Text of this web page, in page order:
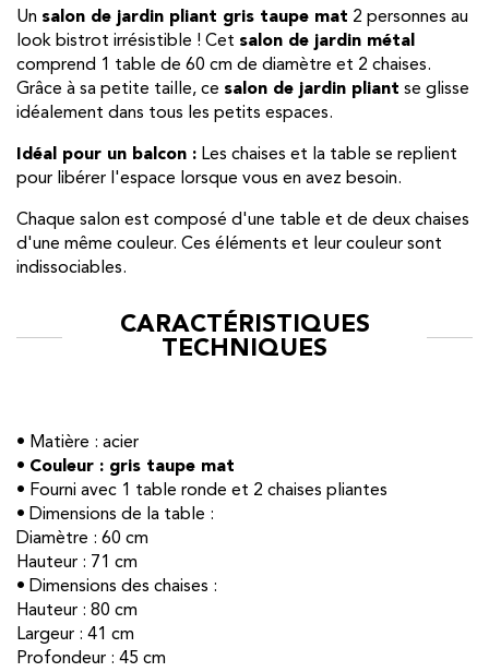
Un salon de jardin pliant gris taupe mat 2 personnes au
look bistrot irrésistible ! Cet salon de jardin métal
comprend 1 table de 60 cm de diamètre et 2 chaises.
Grâce à sa petite taille, ce salon de jardin pliant se glisse
idéalement dans tous les petits espaces.
Idéal pour un balcon : Les chaises et la table se replient
pour libérer l'espace lorsque vous en avez besoin.
Chaque salon est composé d'une table et de deux chaises
d'une même couleur. Ces éléments et leur couleur sont
indissociables.
CARACTÉRISTIQUES
TECHNIQUES
• Matière : acier
• Couleur : gris taupe mat
• Fourni avec 1 table ronde et 2 chaises pliantes
• Dimensions de la table :
Diamètre : 60 cm
Hauteur : 71 cm
• Dimensions des chaises :
Hauteur : 80 cm
Largeur : 41 cm
Profondeur : 45 cm